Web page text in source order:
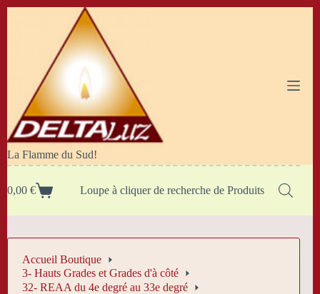
La Flamme du Sud!
Panier
0,00 € Loupe à cliquer de recherche de Produits
Accueil Boutique
3- Hauts Grades et Grades d'à côté
32- REAA du 4e degré au 33e degré